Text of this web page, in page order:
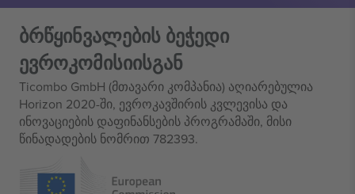
ბრწყინვალების ბეჭედი
ევროკომისიისგან
Ticombo GmbH (მთავარი კომპანია) აღიარებულია
Horizon 2020-ში, ევროკავშირის კვლევისა და
ინოვაციების დაფინანსების პროგრამაში, მისი
წინადადების ნომრით 782393.